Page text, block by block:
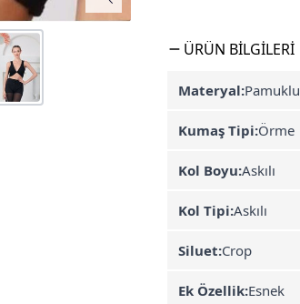
ÜRÜN BILGILERI
Materyal:Pamuklu
Kumaş Tipi:Örme
Kol Boyu:Askılı
Kol Tipi:Askılı
Siluet:Crop
Ek Özellik:Esnek